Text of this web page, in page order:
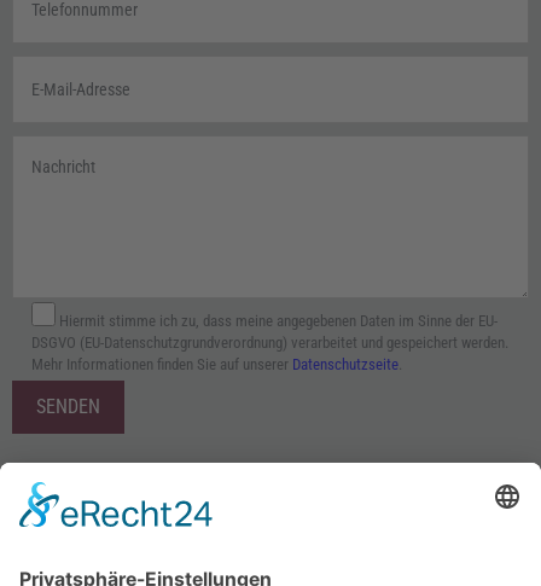
Hiermit stimme ich zu, dass meine angegebenen Daten im Sinne der EU-
DSGVO (EU-Datenschutzgrundverordnung) verarbeitet und gespeichert werden.
Mehr Informationen finden Sie auf unserer Datenschutzseite.
um den Google Maps-Service zu